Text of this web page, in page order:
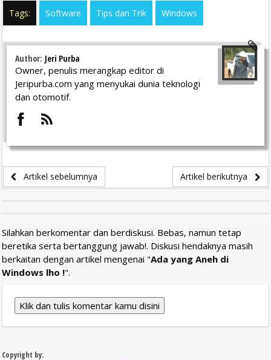
Tags: Software Tips dan Trik Windows
Author: Jeri Purba
Owner, penulis merangkap editor di
Jeripurba.com yang menyukai dunia teknologi
dan otomotif.
Artikel sebelumnya Artikel berikutnya
Silahkan berkomentar dan berdiskusi. Bebas, namun tetap
beretika serta bertanggung jawab!. Diskusi hendaknya masih
berkaitan dengan artikel mengenai "Ada yang Aneh di
Windows lho !".
Klik dan tulis komentar kamu disini
Copyright by: